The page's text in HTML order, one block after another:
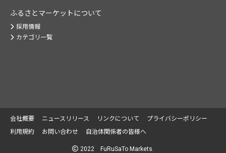
ふるさとマーケット について
採用情報
カテゴリ一覧
会社概要 ニュースリリース リンクについて
プライバシーポリシー
利用規約
お問い合わせ 自治体関係者の皆様へ
2022 FuRuSaTo Markets.